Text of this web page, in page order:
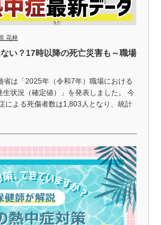
花林
ない？17時以降の死亡災害も～職場
は「2025年（令和7年）職場における
状況（確定値）」を発表しました。 今
による死傷者数は1,803人となり、統計